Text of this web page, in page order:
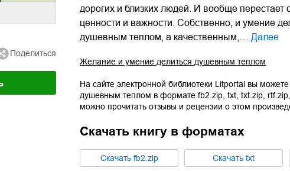
Поделиться
дорогих и близких людей. И вообще перестает
ценности и важности. Собственно, и умение
душевным теплом, а качественным,…
Далее
Желание и умение делиться душевным теплом
На сайте электронной библиотеки Litportal вы можете
душевным теплом в формате fb2.zip txt txt.zip rtf.zip
можно прочитать отзывы и рецензии о этом
Скачать книгу в форматах
Cкачать fb2.zip Cкачать txt